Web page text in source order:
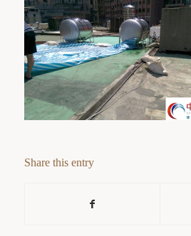
Share this entry